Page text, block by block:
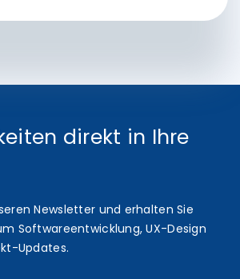
direkt in Ihre
Newsletter und erhalten Sie
Softwareentwicklung, UX-Design
Updates.